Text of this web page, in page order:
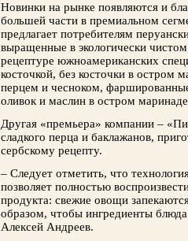
Новинки на рынке появляются и
большей части в премиальном
предлагает по­требителям
выращенные в эколо­гически
рецептуре южноамериканских
косточкой, без косточки в
пер­цем и чесноком,
оливок и маслин в остром
Другая «премьера» компании –
сладкого перца и баклажанов,
сербскому рецепту.
– Следует отметить, что
позво­ляет полностью
продукта: свежие овощи
образом, чтобы ингре­диенты
Алексей Андреев.